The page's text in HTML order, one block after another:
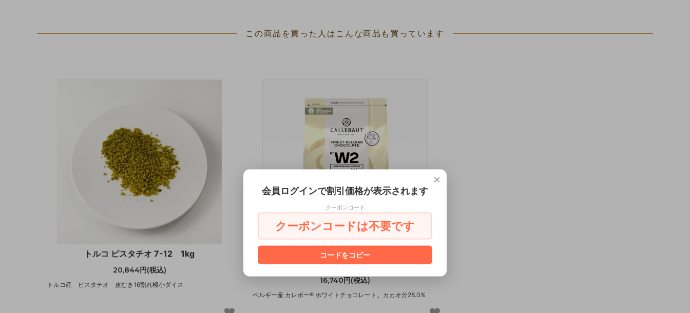
この商品を買った人は こんな商品も買っています
トルコ ピスタチオ 7-12 1kg
20,844円(税込)
トルコ産 ピスタチオ 皮むき16割れ極小ダイス
CALLEBAUT® W2 ホワイトチョコレート
2.5kg
16,740円(税込)
ベルギー産 カレボー® ホワイトチョコレート。カカオ分28.0%
×
会員ログインで割引価格が表示されます
クーポンコード
クーポンコードは不要です
コードをコピー